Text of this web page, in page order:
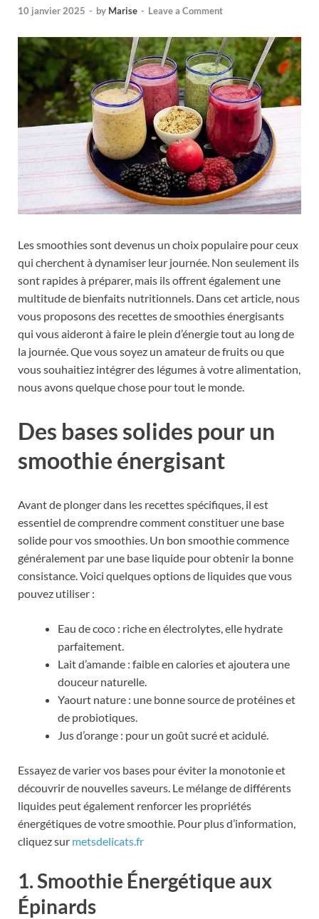
10 janvier 2025 - by Marise - Leave a Comment
Les smoothies sont devenus un choix populaire pour ceux
qui cherchent à dynamiser leur journée. Non seulement ils
sont rapides à préparer, mais ils offrent également une
multitude de bienfaits nutritionnels. Dans cet article, nous
vous proposons des recettes de smoothies énergisants
qui vous aideront à faire le plein d’énergie tout au long de
la journée. Que vous soyez un amateur de fruits ou que
vous souhaitiez intégrer des légumes à votre alimentation,
nous avons quelque chose pour tout le monde.
Des bases solides pour un
smoothie énergisant
Avant de plonger dans les recettes spécifiques, il est
essentiel de comprendre comment constituer une base
solide pour vos smoothies. Un bon smoothie commence
généralement par une base liquide pour obtenir la bonne
consistance. Voici quelques options de liquides que vous
pouvez utiliser :
Eau de coco : riche en électrolytes, elle hydrate
parfaitement.
Lait d’amande : faible en calories et ajoutera une
douceur naturelle.
Yaourt nature : une bonne source de protéines et
de probiotiques.
Jus d’orange : pour un goût sucré et acidulé.
Essayez de varier vos bases pour éviter la monotonie et
découvrir de nouvelles saveurs. Le mélange de différents
liquides peut également renforcer les propriétés
énergétiques de votre smoothie. Pour plus d’information,
cliquez sur metsdelicats.fr
1. Smoothie Énergétique aux
Épinards